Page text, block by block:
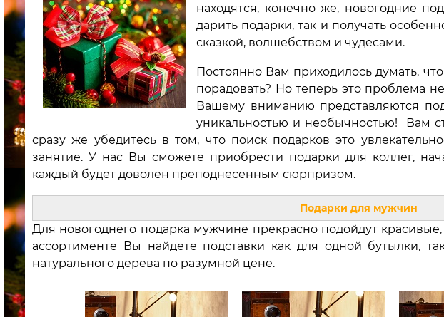
находятся, конечно же, новогодние
дарить подарки, так и получать
сказкой, волшебством и чудесами.
Постоянно Вам приходилось думать,
порадовать? Но теперь это проблема
Вашему вниманию представляются
уникальностью и необычностью! Вам
сразу же убедитесь в том, что поиск подарков это
занятие. У нас Вы сможете приобрести подарки для коллег,
каждый будет доволен преподнесенным сюрпризом.
Подарки для мужчин
Для новогоднего подарка мужчине прекрасно подойдут красивые,
ассортименте Вы найдете подставки как для одной бутылки,
натурального дерева по разумной цене.